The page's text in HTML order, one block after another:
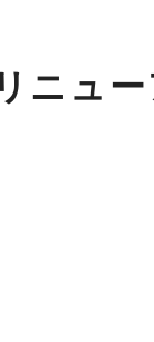
ニュ